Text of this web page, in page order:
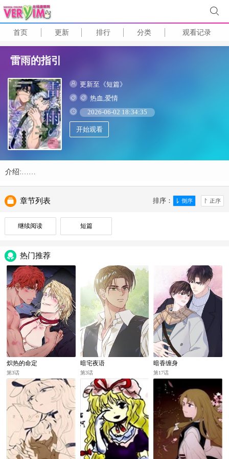
首页 更新 排行 分类 观看记录
雷雨的指引
更新至《短篇》
热血,爱情
2026-06-02 18:34:35
开始观看
介绍:……
排序：
章节列表
继续阅读 短篇
热门推荐
炽热的命定
第3话
暗宅夜语
第3话
暗香缠身
第17话